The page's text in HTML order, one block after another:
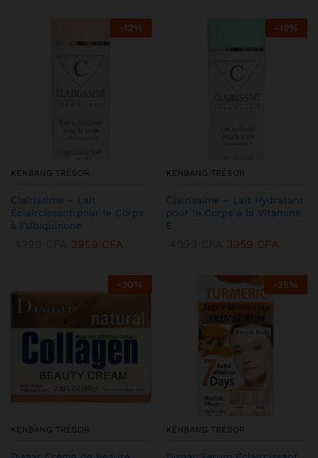
-12%
KENBANG TRÉSOR
Clairissime – Lait
Éclaircissant pour le Corps
à l’Ubiquinone
3959 CFA
-12%
KENBANG TRÉSOR
Clairissime – Lait Hydratant
pour le Corps à la Vitamine
E
3959 CFA
-20%
KENBANG TRÉSOR
-25%
KENBANG TRÉSOR